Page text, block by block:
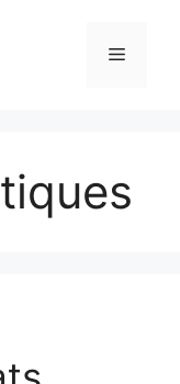
Menu